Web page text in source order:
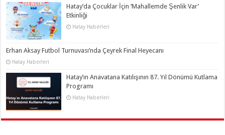
Hatay’da Çocuklar İçin ‘Mahallemde Şenlik Var’
Etkinliği
Hatay Haberleri
Erhan Aksay Futbol Turnuvası’nda Çeyrek Final Heyecanı
Hatay Haberleri
Hatay’ın Anavatana Katılışının 87. Yıl Dönümü Kutlama
Programı
Hatay Haberleri